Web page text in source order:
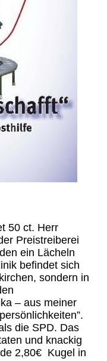
50 ct. Herr
Preistreiberei
ein Lächeln
befindet sich
sondern in
– aus meiner
die SPD. Das
und knackig
2,80€ Kugel in